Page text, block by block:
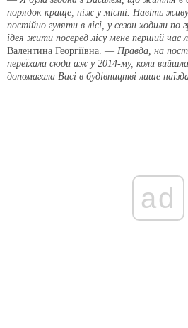
порядок краще, ніж у місті. Навіть
постійно гуляти в лісі, у сезон ходили
ідея жити посеред лісу мене перший час
Валентина Георгіївна. — Правда, на
переїхала сюди аж у 2014-му, коли
допомагала Васі в будівництві лише
ad